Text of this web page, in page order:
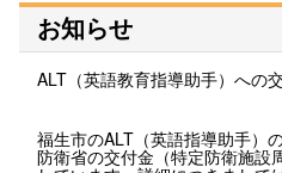
お知らせ
ALT（英語教育指導助手）への
福生市のALT（英語指導助手）
防衛省の交付金（特定防衛施設